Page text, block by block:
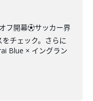
フ開幕⚽️サッカー界
チェック。さらに
Blue × イングラン